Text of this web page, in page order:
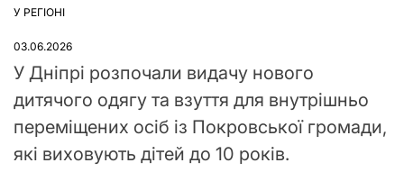
ОПУБЛІКУВАТИ
У РЕГІОНІ
03.06.2026
У Дніпрі розпочали видачу нового
дитячого одягу та взуття для внутрішньо
переміщених осіб із Покровської громади,
які виховують дітей до 10 років.